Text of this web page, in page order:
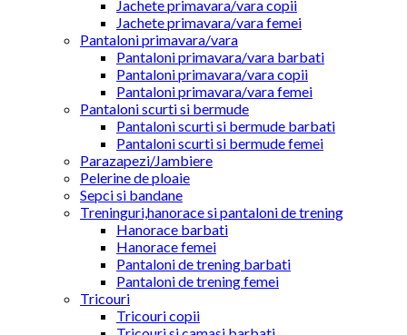
Jachete primavara/vara copii
Jachete primavara/vara femei
Pantaloni primavara/vara
Pantaloni primavara/vara barbati
Pantaloni primavara/vara copii
Pantaloni primavara/vara femei
Pantaloni scurti si bermude
Pantaloni scurti si bermude barbati
Pantaloni scurti si bermude femei
Parazapezi/Jambiere
Pelerine de ploaie
Sepci si bandane
Treninguri,hanorace si pantaloni de trening
Hanorace barbati
Hanorace femei
Pantaloni de trening barbati
Pantaloni de trening femei
Tricouri
Tricouri copii